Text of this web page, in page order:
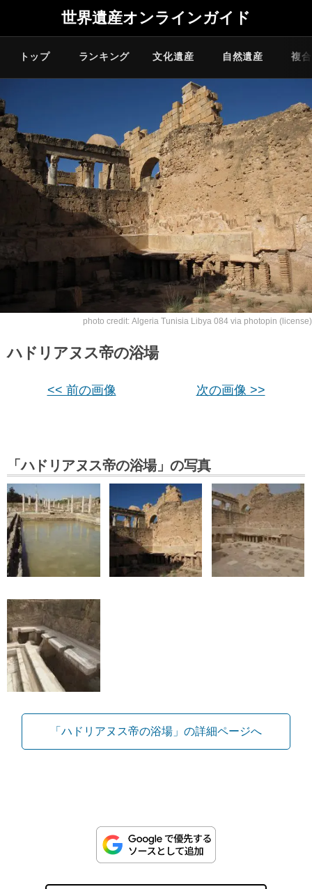
世界遺産オンラインガイド
トップ ランキング 文化遺産 自然遺産 複
photo credit: Algeria Tunisia Libya 084 via photopin (license)
ハドリアヌス帝の浴場
<< 前の画像 次の画像 >>
「ハドリアヌス帝の浴場」の写真
「ハドリアヌス帝の浴場」の詳細ページへ